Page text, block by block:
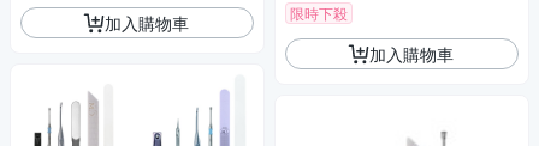
加入購物車
限時下殺
加入購物車